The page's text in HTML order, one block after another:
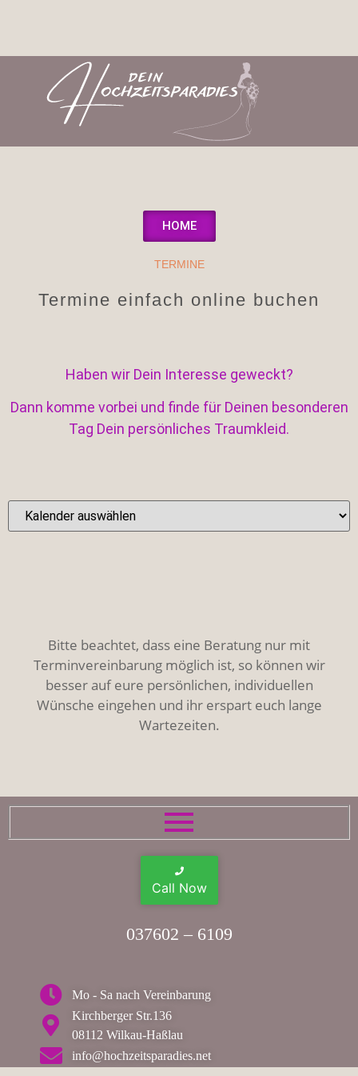
HOME
TERMINE
Termine einfach online buchen
Haben wir Dein Interesse geweckt?
Dann komme vorbei und finde für Deinen besonderen
Tag Dein persönliches Traumkleid.
Bitte beachtet, dass eine Beratung nur mit
Terminvereinbarung möglich ist, so können wir
besser auf eure persönlichen, individuellen
Wünsche eingehen und ihr erspart euch lange
Wartezeiten.
Call Now
037602 – 6109
Mo - Sa nach Vereinbarung
Kirchberger Str.136
08112 Wilkau-Haßlau
info@hochzeitsparadies.net